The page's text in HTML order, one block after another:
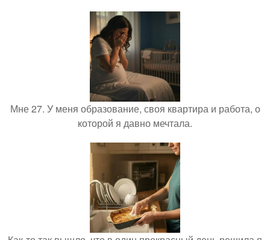
Мне 27. У меня образование, своя квартира и работа, о
которой я давно мечтала.